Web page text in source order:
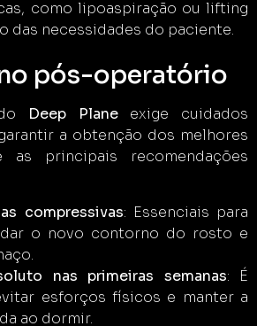
como lipoaspiração ou lifting
das necessidades do paciente.
pós-operatório
Deep Planeexige cuidados
a obtenção dos melhores
as principais recomendações
compressivas: Essenciais para
o novo contorno do rosto e
nas primeiras semanas: É
esforços físicos e manter a
ao dormir.